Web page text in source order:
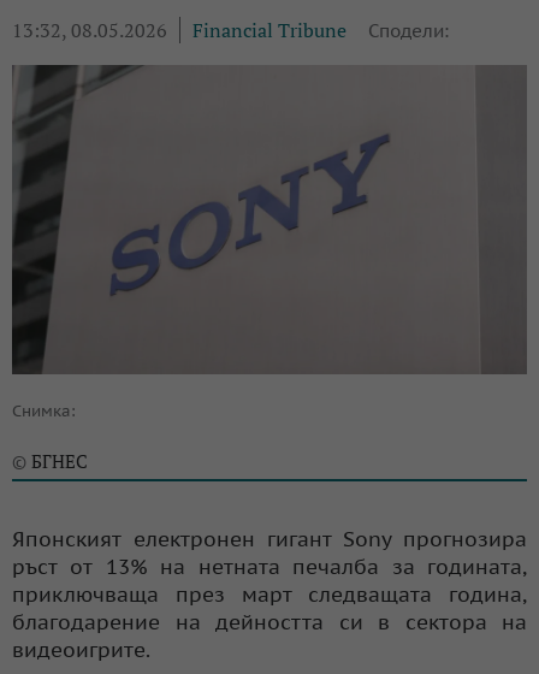
13:32, 08.05.2026 Financial Tribune Сподели:
Снимка:
© БГНЕС
Японският електронен гигант Sony прогнозира
ръст от 13% на нетната печалба за годината,
приключваща през март следващата година,
благодарение на дейността си в сектора на
видеоигрите.